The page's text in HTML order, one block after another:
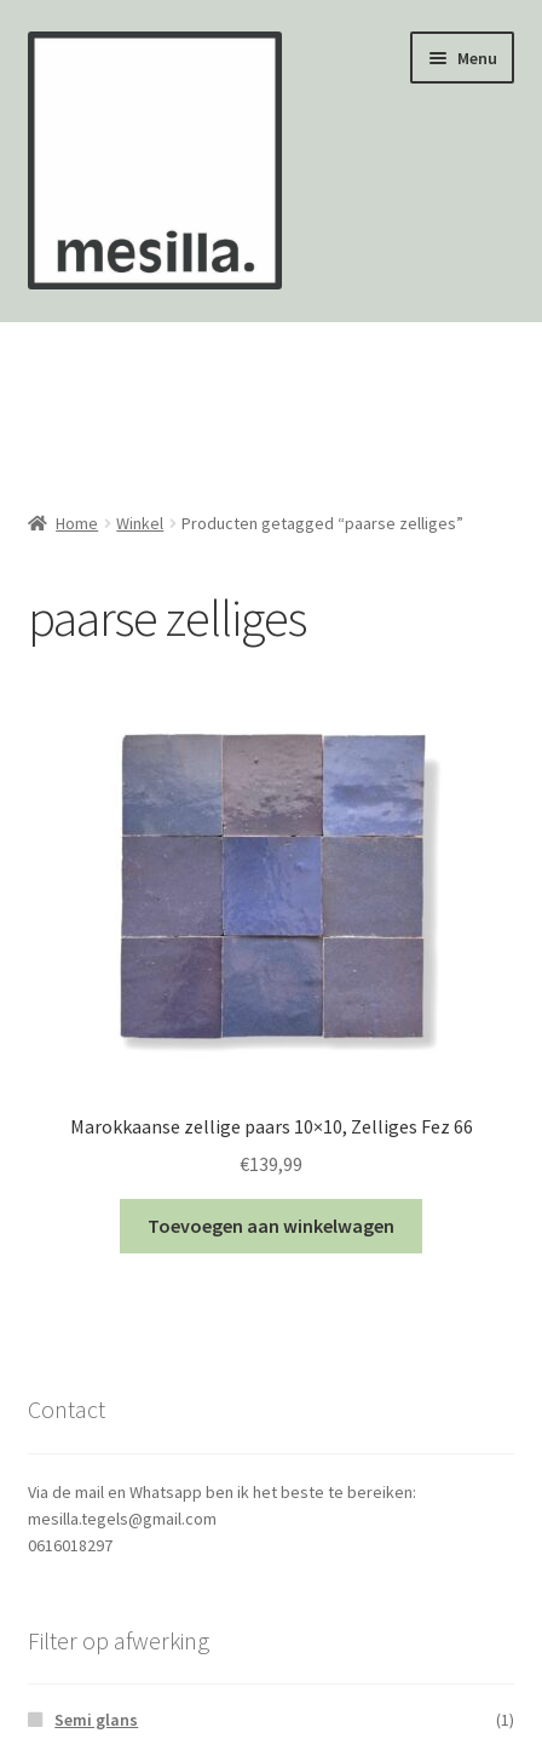
Ga
Ga
Menu
Wandtegels
Mozaïekvellen
Contact
Home Winkel Producten getagged “paarse zelliges”
paarse zelliges
Marokkaanse zellige paars 10×10, Zelliges Fez 66
€139,99
Toevoegen aan winkelwagen
Contact
Via de mail en Whatsapp ben ik het beste te bereiken:
mesilla.tegels@gmail.com
0616018297
Filter op afwerking
Semi glans (1)